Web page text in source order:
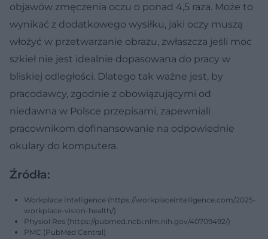
objawów zmęczenia oczu o ponad 4,5 raza. Może to
wynikać z dodatkowego wysiłku, jaki oczy muszą
włożyć w przetwarzanie obrazu, zwłaszcza jeśli moc
szkieł nie jest idealnie dopasowana do pracy w
bliskiej odległości. Dlatego tak ważne jest, by
pracodawcy, zgodnie z obowiązującymi od
niedawna w Polsce przepisami, zapewniali
pracownikom dofinansowanie na odpowiednie
okulary do komputera.
Źródła:
Workplace Intelligence (https://workplaceintelligence.com/2025-
workplace-vision-health/)
Physiol Res (https://pubmed.ncbi.nlm.nih.gov/40709492/)
PMC (PubMed Central)